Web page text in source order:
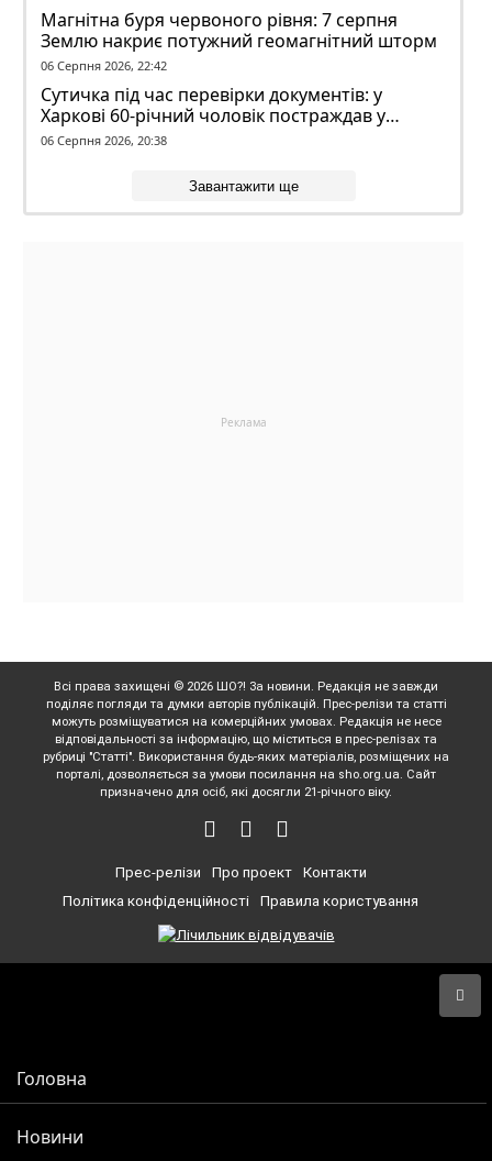
Магнітна буря червоного рівня: 7 серпня
Землю накриє потужний геомагнітний шторм
06 Серпня 2026, 22:42
Сутичка під час перевірки документів: у
Харкові 60-річний чоловік постраждав у
конфлікті з ТЦК
06 Серпня 2026, 20:38
Завантажити ще
Всі права захищені © 2026 ШО?! За новини. Редакція не завжди
поділяє погляди та думки авторів публікацій. Прес-релізи та статті
можуть розміщуватися на комерційних умовах. Редакція не несе
відповідальності за інформацію, що міститься в прес-релізах та
рубриці "Статті". Використання будь-яких матеріалів, розміщених на
порталі, дозволяється за умови посилання на sho.org.ua. Сайт
призначено для осіб, які досягли 21-річного віку.
Прес-релізи Про проект
Контакти
Політика конфіденційності
Правила користування
Головна
Новини